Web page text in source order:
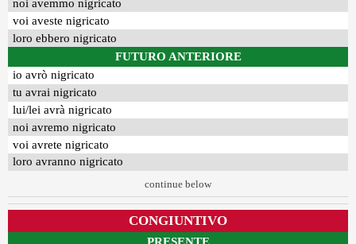
noi avemmo nigricato
voi aveste nigricato
loro ebbero nigricato
FUTURO ANTERIORE
io avrò nigricato
tu avrai nigricato
lui/lei avrà nigricato
noi avremo nigricato
voi avrete nigricato
loro avranno nigricato
continue below
CONGIUNTIVO